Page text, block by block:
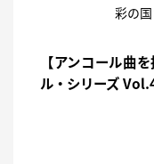
彩の
【アンコール曲
ル・シリーズ